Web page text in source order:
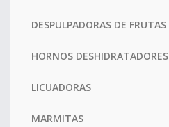
DESPULPADORAS DE FRUTAS
HORNOS DESHIDRATADORES
LICUADORAS
MARMITAS